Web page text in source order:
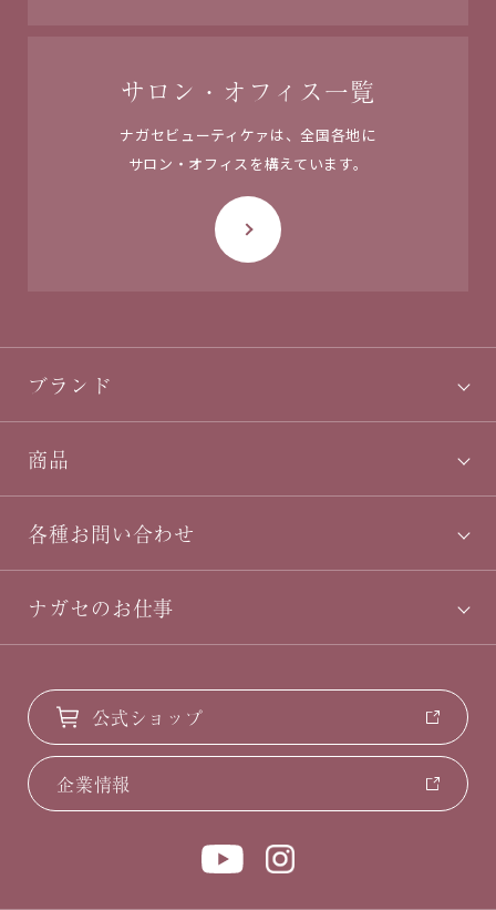
サロン・オフィス一覧
ナガセビューティケァは、 全国各地に
サロン・オフィスを構えています。
ブランド
商品
各種お問い合わせ
ナガセのお仕事
公式ショップ
企業情報